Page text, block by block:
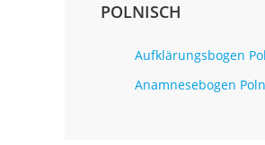
POLNISCH
Aufklärungsbogen
Anamnesebogen